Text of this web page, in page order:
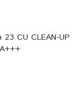
CU CLEAN-UP